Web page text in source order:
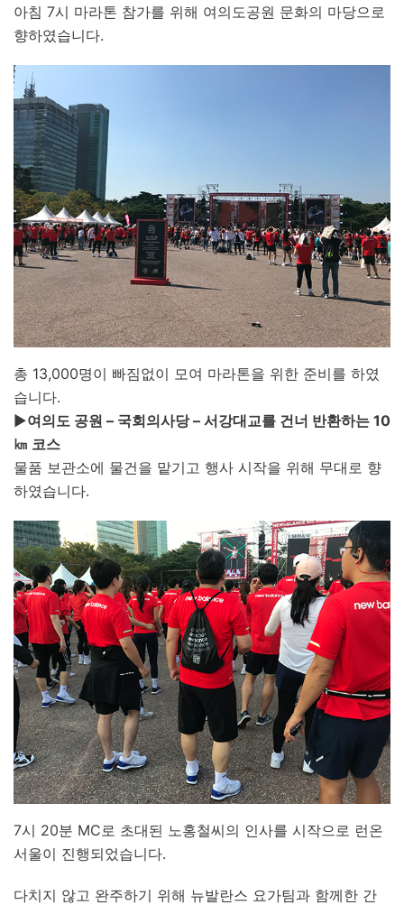
아침 7시 마라톤 참가를 위해 여의도공원 문화의 마당으로
향하였습니다.
총 13,000명이 빠짐없이 모여 마라톤을 위한 준비를 하였
습니다.
▶여의도 공원 – 국회의사당 – 서강대교를 건너 반환하는 10
㎞ 코스
물품 보관소에 물건을 맡기고 행사 시작을 위해 무대로 향
하였습니다.
7시 20분 MC로 초대된 노홍철씨의 인사를 시작으로 런온
서울이 진행되었습니다.
다치지 않고 완주하기 위해 뉴발란스 요가팀과 함께한 간